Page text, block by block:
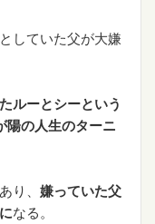
していた父が大嫌
ルーとシーという
陽の人生のターニ
り、 嫌っていた父
なる。